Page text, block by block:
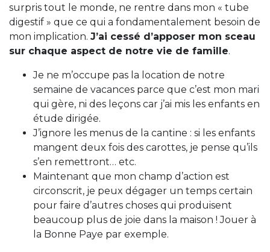
surpris tout le monde, ne rentre dans mon « tube
digestif » que ce qui a fondamentalement besoin de
mon implication. J’ai cessé d’apposer mon sceau
sur chaque aspect de notre vie de famille.
Je ne m’occupe pas la location de notre
semaine de vacances parce que c’est mon mari
qui gère, ni des leçons car j’ai mis les enfants en
étude dirigée.
J’ignore les menus de la cantine : si les enfants
mangent deux fois des carottes, je pense qu’ils
s’en remettront… etc.
Maintenant que mon champ d’action est
circonscrit, je peux dégager un temps certain
pour faire d’autres choses qui produisent
beaucoup plus de joie dans la maison ! Jouer à
la Bonne Paye par exemple.